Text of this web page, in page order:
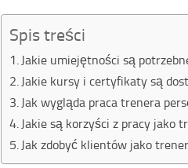
Spis treści
Jakie umiejętności są
Jakie kursy i certyfikaty są
Jak wygląda praca trenera
Jakie są korzyści z pracy jako
Jak zdobyć klientów jako